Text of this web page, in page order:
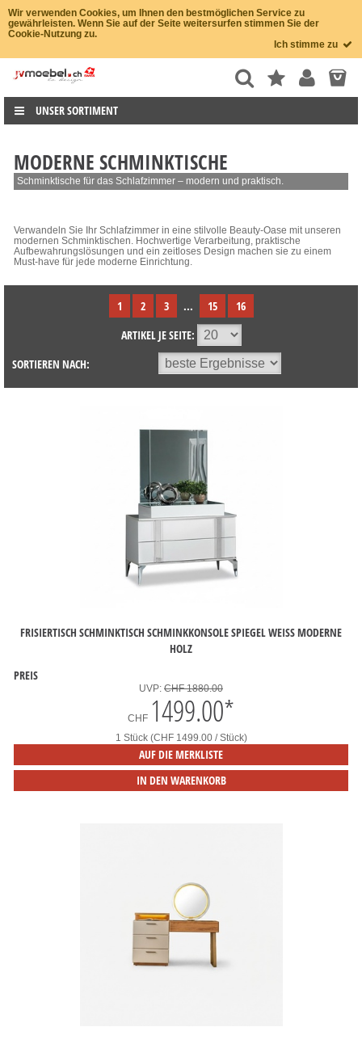
Wir verwenden Cookies, um Ihnen den bestmöglichen Service zu
gewährleisten. Wenn Sie auf der Seite weitersurfen stimmen Sie der
Cookie-Nutzung zu.
Ich stimme zu
UNSER SORTIMENT
MODERNE SCHMINKTISCHE
Schminktische für das Schlafzimmer – modern und praktisch.
Verwandeln Sie Ihr Schlafzimmer in eine stilvolle Beauty-Oase mit unseren
modernen Schminktischen. Hochwertige Verarbeitung, praktische
Aufbewahrungslösungen und ein zeitloses Design machen sie zu einem
Must-have für jede moderne Einrichtung.
1 2 3 ... 15
16
ARTIKEL JE SEITE:
SORTIEREN NACH:
FRISIERTISCH SCHMINKTISCH SCHMINKKONSOLE SPIEGEL WEISS MODERNE H
OLZ
PREIS
UVP: CHF 1880.00
CHF 1499.00*
1 Stück (CHF 1499.00 / Stück)
AUF DIE MERKLISTE
IN DEN WARENKORB